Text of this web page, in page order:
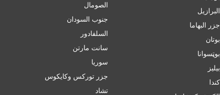
البرازيل
جزر البهاما
بوتان
بوټسوانا
بيليز
ﻛﻨﺪا
الصومال
جنوب السودان
السلفادور
سانت مارتن
سوريا
جزر توركس وكايكوس
تشاد